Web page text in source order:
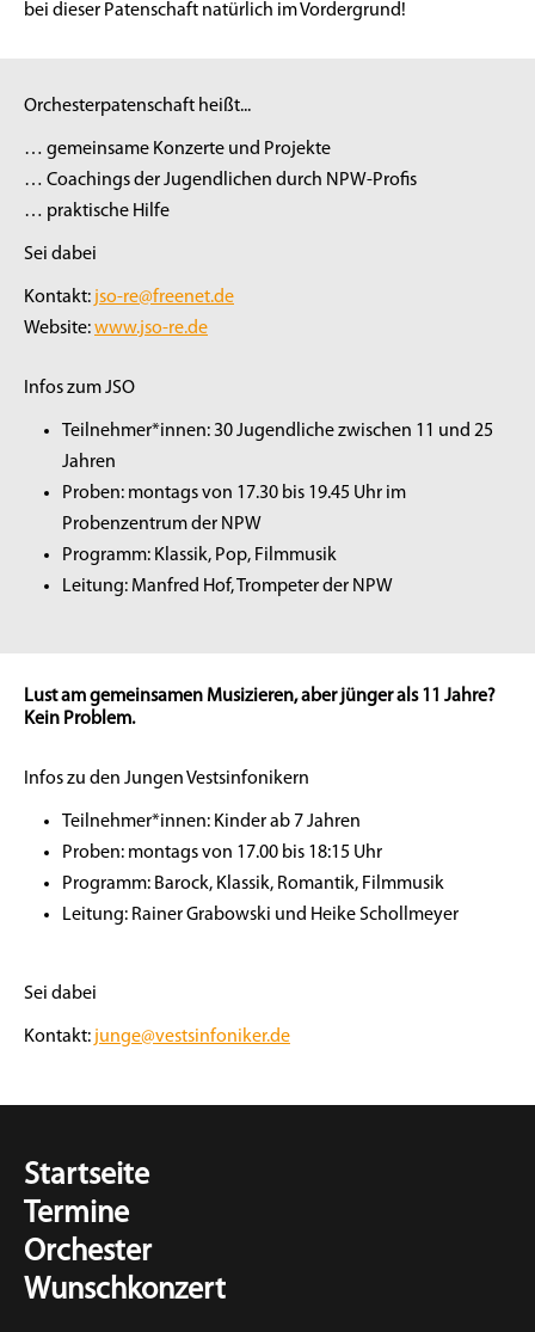
bei dieser Patenschaft natürlich im Vordergrund!
Orchesterpatenschaft heißt...
… gemeinsame Konzerte und Projekte
… Coachings der Jugendlichen durch NPW-Profis
… praktische Hilfe
Sei dabei
Kontakt: jso-re@freenet.de
Website:www.jso-re.de
Infos zum JSO
Teilnehmer*innen: 30 Jugendliche zwischen 11 und 25
Jahren
Proben: montags von 17.30 bis 19.45 Uhr im
Probenzentrum der NPW
Programm: Klassik, Pop, Filmmusik
Leitung: Manfred Hof, Trompeter der NPW
Lust am gemeinsamen Musizieren, aber jünger als 11 Jahre?
Kein Problem.
Infos zu den Jungen Vestsinfonikern
Teilnehmer*innen: Kinder ab 7 Jahren
Proben: montags von 17.00 bis 18:15 Uhr
Programm: Barock, Klassik, Romantik, Filmmusik
Leitung: Rainer Grabowski und Heike Schollmeyer
Sei dabei
Kontakt: junge@vestsinfoniker.de
Startseite
Termine
Orchester
Wunschkonzert